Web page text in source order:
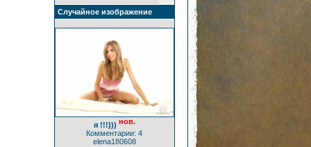
Случайное изображение
я !!!))) нов.
Комментарии: 4
elena180608